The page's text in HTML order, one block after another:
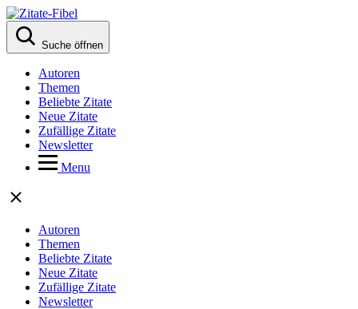
Suche öffnen
Autoren
Themen
Beliebte Zitate
Neue Zitate
Zufällige Zitate
Newsletter
Menu
Autoren
Themen
Beliebte Zitate
Neue Zitate
Zufällige Zitate
Newsletter